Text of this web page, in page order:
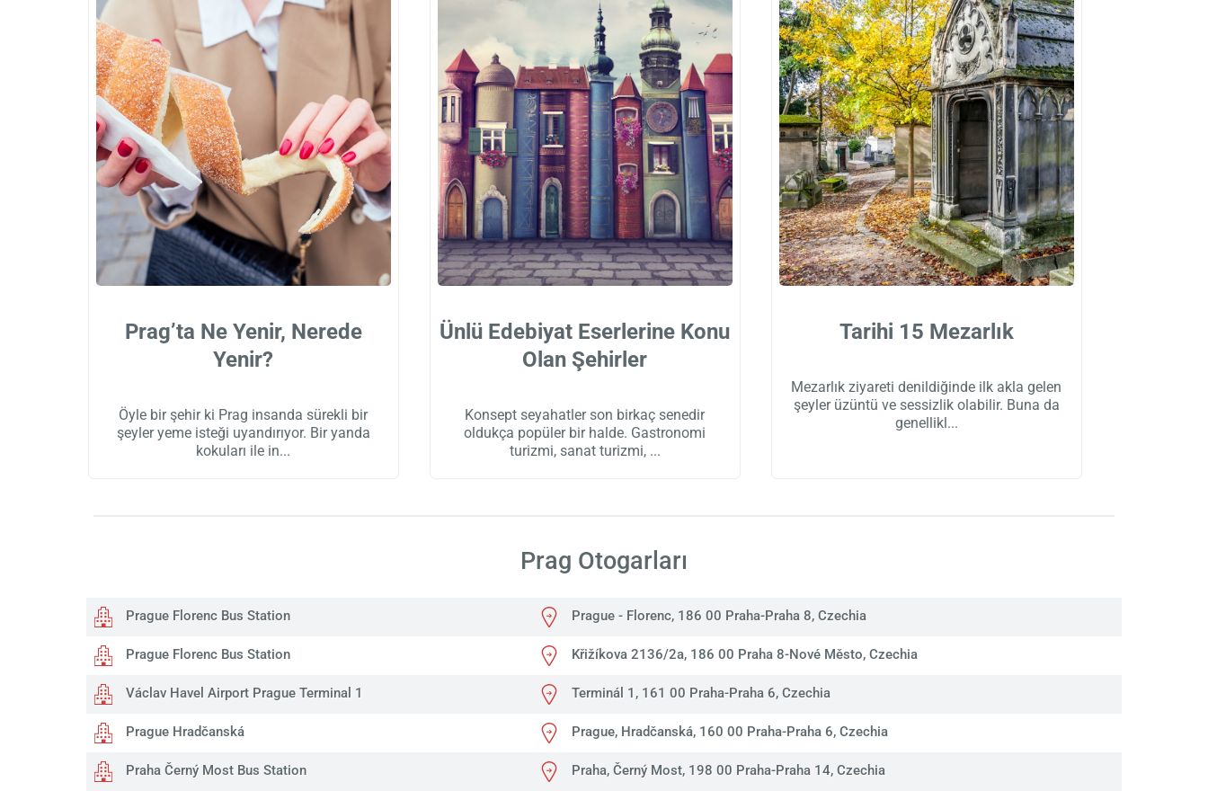
Prag’ta Ne Yenir, Nerede
Yenir?
Öyle bir şehir ki Prag insanda sürekli bir
şeyler yeme isteği uyandırıyor. Bir yanda
kokuları ile in
Ünlü Edebiyat Eserlerine Konu
Olan Şehirler
Konsept seyahatler son birkaç senedir
oldukça popüler bir halde. Gastronomi
turizmi, sanat turizmi,
Tarihi 15 Mezarlık
Mezarlık ziyareti denildiğinde ilk akla gelen
şeyler üzüntü ve sessizlik olabilir. Buna da
genellikl
Prag Otogarları
Prague Florenc Bus Station Prague - Florenc, 186 00 Praha-Praha 8, Czechia
Prague Florenc Bus Station Křižíkova 2136/2a, 186 00 Praha 8-Nové Město, Czechia
Václav Havel Airport Prague Terminal 1 Terminál 1, 161 00 Praha-Praha 6, Czechia
Prague Hradčanská Prague, Hradčanská, 160 00 Praha-Praha 6, Czechia
Praha Černý Most Bus Station Praha, Černý Most, 198 00 Praha-Praha 14, Czechia